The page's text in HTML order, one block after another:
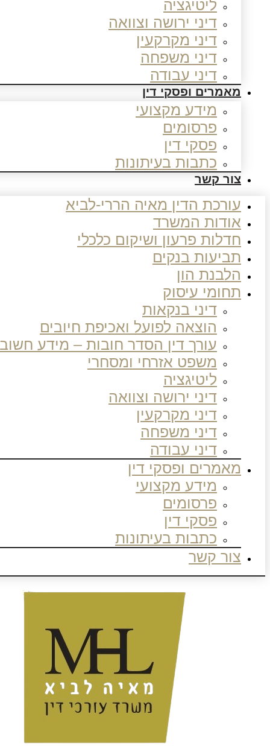
ליטיגציה
דיני ירושה וצוואה
דיני מקרקעין
דיני משפחה
דיני עבודה
מאמרים ופסקי דין
מידע מקצועי
פרסומים
פסקי דין
כתבות בעיתונות
צור קשר
עורכת הדין מאיה הררי-לביא
אודות המשרד
חדלות פרעון ושיקום כלכלי
תביעות בנקים
הלבנת הון
תחומי עיסוק
דיני בנקאות
הוצאה לפועל ואכיפת חיובים
עורך דין הסדר חובות – מידע
משפט אזרחי ומסחרי
ליטיגציה
דיני ירושה וצוואה
דיני מקרקעין
דיני משפחה
דיני עבודה
מאמרים ופסקי דין
מידע מקצועי
פרסומים
פסקי דין
כתבות בעיתונות
צור קשר